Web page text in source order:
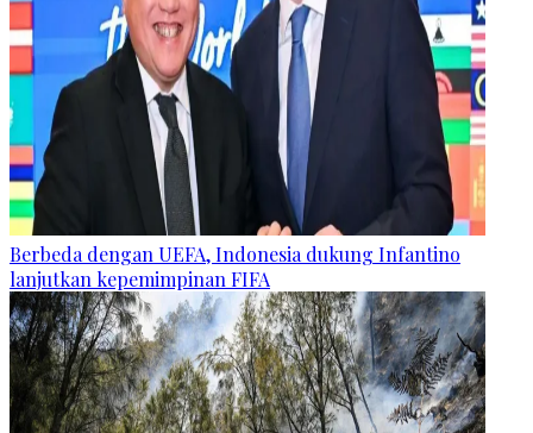
Berbeda dengan UEFA, Indonesia dukung Infantino
lanjutkan kepemimpinan FIFA